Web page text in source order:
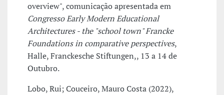
overview", comunicação apresentada em
Congresso Early Modern Educational
Architectures - the "school town" Francke
Foundations in comparative perspectives,
Halle, Franckesche Stiftungen,, 13 a 14 de
Outubro.
Lobo, Rui; Couceiro, Mauro Costa (2022),